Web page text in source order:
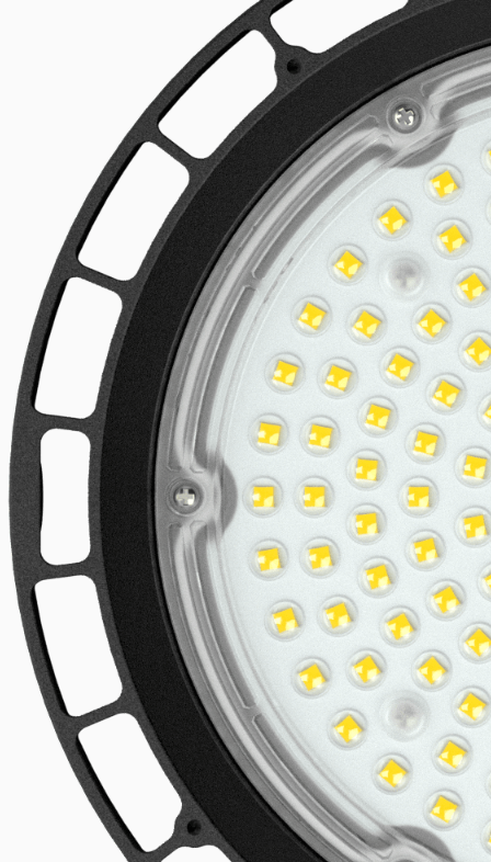
Linijski LED sistemi
Istraži proizvod